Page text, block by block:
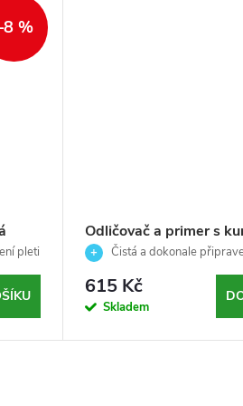
%
pleti
Odličovač a primer s
pro čistou a
Thuya - 200ml
Čistá a dokonale
615 Kč
Skladem